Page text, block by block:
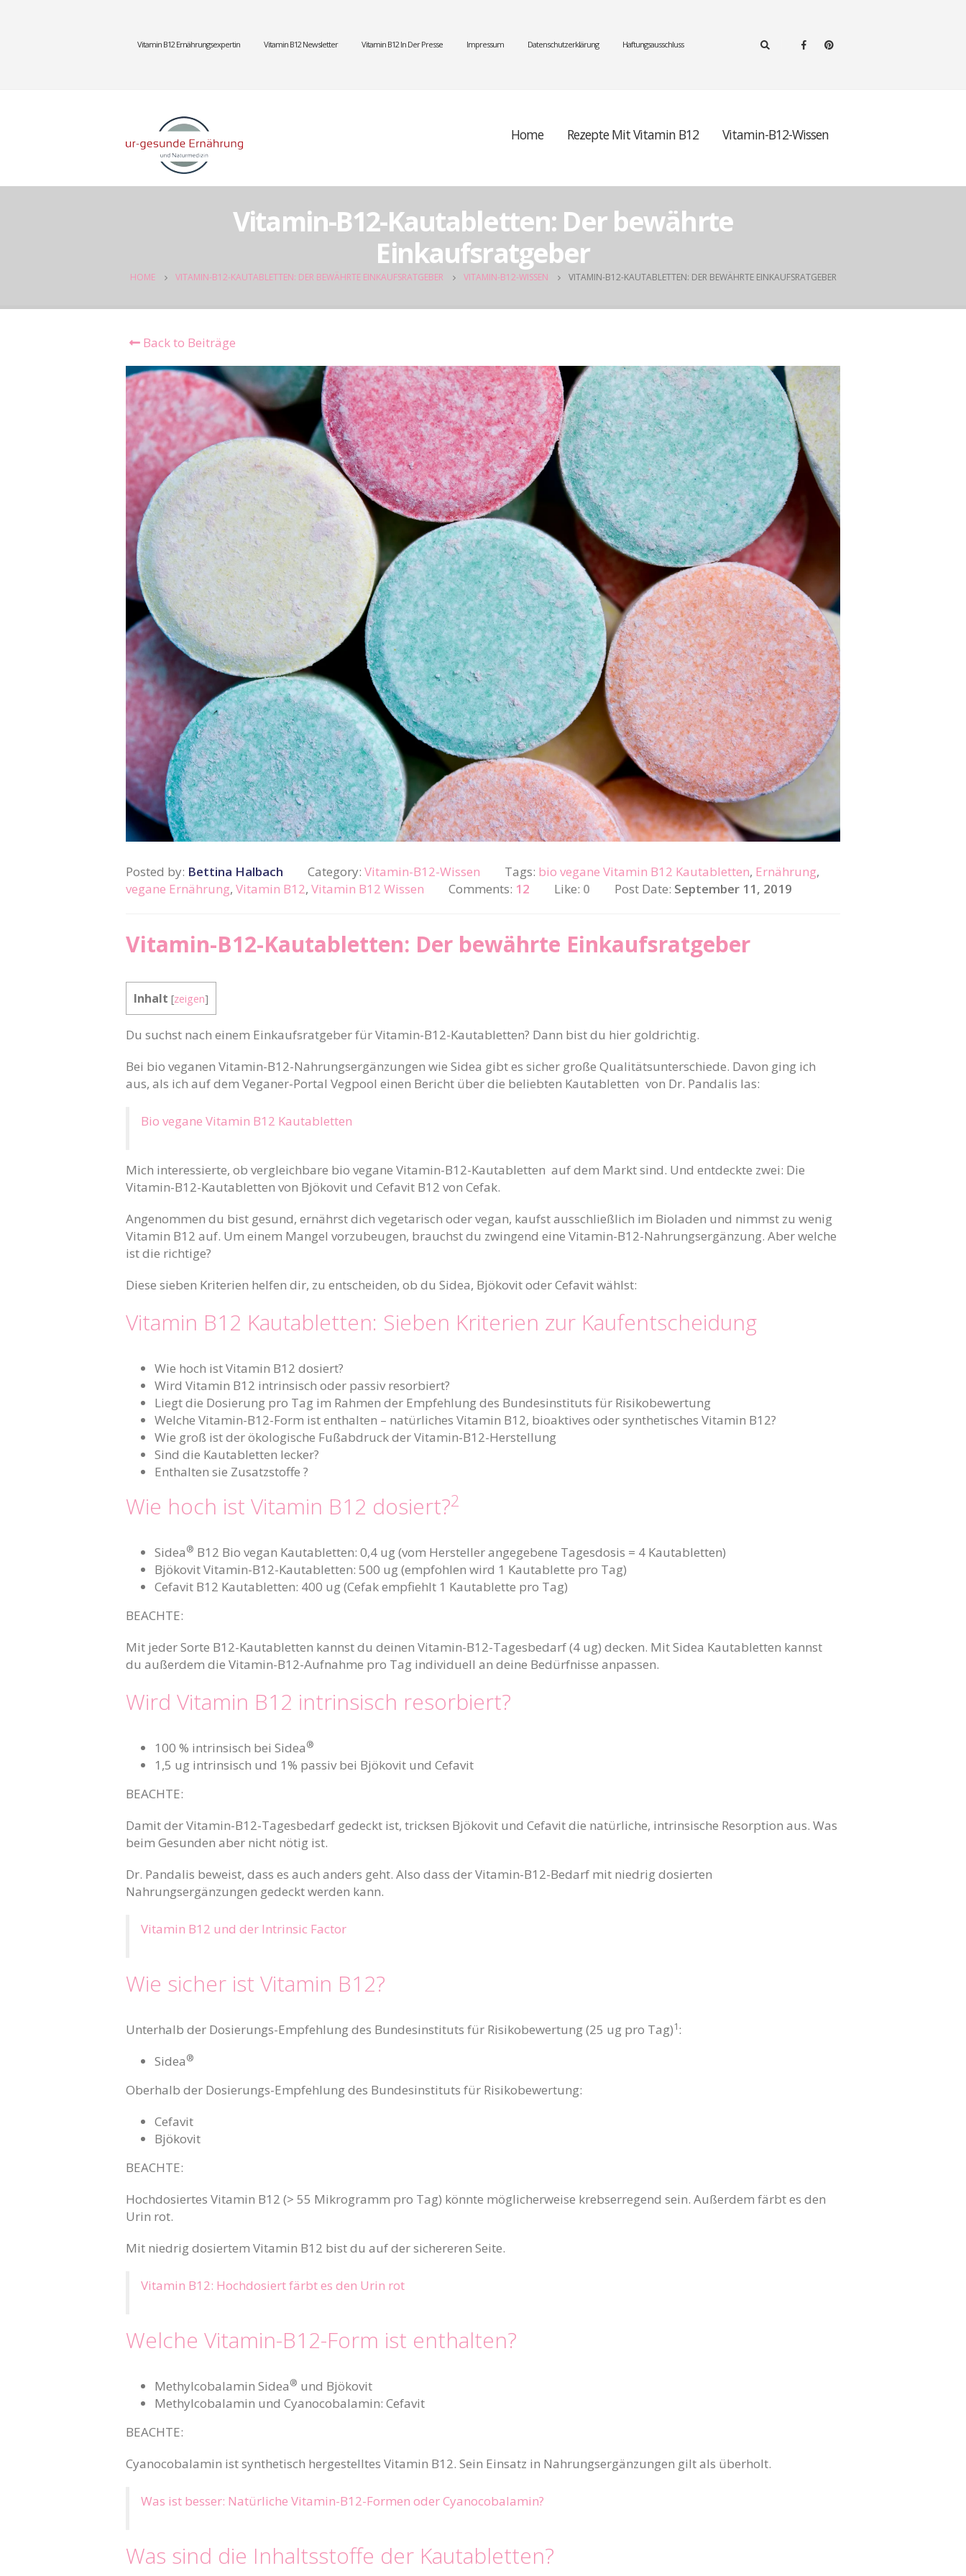
Vitamin B12 Ernährungsexpertin Vitamin B12 Newsletter Vitamin B12 In Der Presse Impressum Datenschutzerklärung Haftungsausschluss
Home Rezepte Mit Vitamin B12 Vitamin-B12-Wissen
Vitamin-B12-Kautabletten: Der bewährte
Einkaufsratgeber
HOME VITAMIN-B12-KAUTABLETTEN: DER BEWÄHRTE EINKAUFSRATGEBER VITAMIN-B12-WISSEN VITAMIN-B12-KAUTABLETTEN: DER BEWÄHRTE EINKAUFSRATGEBER
Back to Beiträge
Posted by: Bettina Halbach Category: Vitamin-B12-Wissen Tags: bio vegane Vitamin B12 Kautabletten, Ernährung,
vegane Ernährung, Vitamin B12, Vitamin B12 Wissen Comments: 12 Like: 0 Post Date: September 11, 2019
Vitamin-B12-Kautabletten: Der bewährte Einkaufsratgeber
Inhalt [zeigen]
Du suchst nach einem Einkaufsratgeber für Vitamin-B12-Kautabletten? Dann bist du hier goldrichtig.
Bei bio veganen Vitamin-B12-Nahrungsergänzungen wie Sidea gibt es sicher große Qualitätsunterschiede. Davon ging ich
aus, als ich auf dem Veganer-Portal Vegpool einen Bericht über die beliebten Kautabletten von Dr. Pandalis las:
Bio vegane Vitamin B12 Kautabletten
Mich interessierte, ob vergleichbare bio vegane Vitamin-B12-Kautabletten auf dem Markt sind. Und entdeckte zwei: Die
Vitamin-B12-Kautabletten von Bjökovit und Cefavit B12 von Cefak.
Angenommen du bist gesund, ernährst dich vegetarisch oder vegan, kaufst ausschließlich im Bioladen und nimmst zu wenig
Vitamin B12 auf. Um einem Mangel vorzubeugen, brauchst du zwingend eine Vitamin-B12-Nahrungsergänzung. Aber welche
ist die richtige?
Diese sieben Kriterien helfen dir, zu entscheiden, ob du Sidea, Bjökovit oder Cefavit wählst:
Vitamin B12 Kautabletten: Sieben Kriterien zur Kaufentscheidung
Wie hoch ist Vitamin B12 dosiert?
Wird Vitamin B12 intrinsisch oder passiv resorbiert?
Liegt die Dosierung pro Tag im Rahmen der Empfehlung des Bundesinstituts für Risikobewertung
Welche Vitamin-B12-Form ist enthalten – natürliches Vitamin B12, bioaktives oder synthetisches Vitamin B12?
Wie groß ist der ökologische Fußabdruck der Vitamin-B12-Herstellung
Sind die Kautabletten lecker?
Enthalten sie Zusatzstoffe ?
Wie hoch ist Vitamin B12 dosiert?2
Sidea® B12 Bio vegan Kautabletten: 0,4 ug (vom Hersteller angegebene Tagesdosis = 4 Kautabletten)
Bjökovit Vitamin-B12-Kautabletten: 500 ug (empfohlen wird 1 Kautablette pro Tag)
Cefavit B12 Kautabletten: 400 ug (Cefak empfiehlt 1 Kautablette pro Tag)
BEACHTE:
Mit jeder Sorte B12-Kautabletten kannst du deinen Vitamin-B12-Tagesbedarf (4 ug) decken. Mit Sidea Kautabletten kannst
du außerdem die Vitamin-B12-Aufnahme pro Tag individuell an deine Bedürfnisse anpassen.
Wird Vitamin B12 intrinsisch resorbiert?
100 % intrinsisch bei Sidea®
1,5 ug intrinsisch und 1% passiv bei Bjökovit und Cefavit
BEACHTE:
Damit der Vitamin-B12-Tagesbedarf gedeckt ist, tricksen Bjökovit und Cefavit die natürliche, intrinsische Resorption aus. Was
beim Gesunden aber nicht nötig ist.
Dr. Pandalis beweist, dass es auch anders geht. Also dass der Vitamin-B12-Bedarf mit niedrig dosierten
Nahrungsergänzungen gedeckt werden kann.
Vitamin B12 und der Intrinsic Factor
Wie sicher ist Vitamin B12?
Unterhalb der Dosierungs-Empfehlung des Bundesinstituts für Risikobewertung (25 ug pro Tag)1:
Sidea®
Oberhalb der Dosierungs-Empfehlung des Bundesinstituts für Risikobewertung:
Cefavit
Bjökovit
BEACHTE:
Hochdosiertes Vitamin B12 (> 55 Mikrogramm pro Tag) könnte möglicherweise krebserregend sein. Außerdem färbt es den
Urin rot.
Mit niedrig dosiertem Vitamin B12 bist du auf der sichereren Seite.
Vitamin B12: Hochdosiert färbt es den Urin rot
Welche Vitamin-B12-Form ist enthalten?
Methylcobalamin Sidea® und Bjökovit
Methylcobalamin und Cyanocobalamin: Cefavit
BEACHTE:
Cyanocobalamin ist synthetisch hergestelltes Vitamin B12. Sein Einsatz in Nahrungsergänzungen gilt als überholt.
Was ist besser: Natürliche Vitamin-B12-Formen oder Cyanocobalamin?
Was sind die Inhaltsstoffe der Kautabletten?